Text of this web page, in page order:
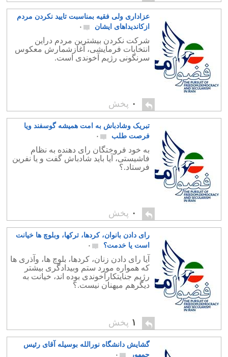
عزاداری ولی فقیه بمناسبت تایید نکردن مردم
ازکاندیداهای ایشان
۰
شرکت نکردن بیشترین مردم دراین
انتخابات فرمایشی، آغازشمارش معکوس
سرنگونی رژیم آخوندی است.
۰ پخش
تبریک وشادباش به امت همیشه گوسفند ویا
فرصت طلب
۰
به خود فروختگان رای دهنده به نظام
فاشیستی، آیا باید شادباش گفت و یا نفرین
فرستاد.؟
۰ پخش
رای دادن بانوان، کردها، ترکها، وبلوچ ها خیانت
است یا خدمت؟
۰
آیا رای دادن زنان، کردها، بلوچ ها، وآذری ها
که همواره مورد ستم وبیدادگری بیشتر
رژیم جنایتکارآخوندی بوده اند، خیانت به
دیگرهم میهنان نیست.؟
۱ پخش
گشایش دانشگاه نورالله بوسیله آقای رئیس
جمهور
۰